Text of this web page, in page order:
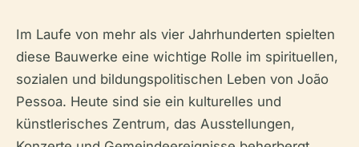
Im Laufe von mehr als vier Jahrhunderten spielten
diese Bauwerke eine wichtige Rolle im spirituellen,
sozialen und bildungspolitischen Leben von João
Pessoa. Heute sind sie ein kulturelles und
künstlerisches Zentrum, das Ausstellungen,